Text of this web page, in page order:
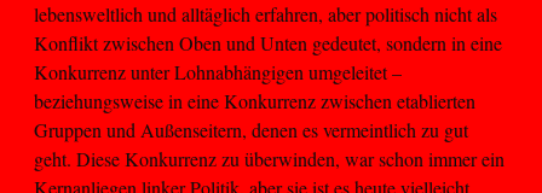
lebensweltlich und alltäglich erfahren, aber politisch nicht als
Konflikt zwischen Oben und Unten gedeutet, sondern in eine
Konkurrenz unter Lohnabhängigen umgeleitet –
beziehungsweise in eine Konkurrenz zwischen etablierten
Gruppen und Außenseitern, denen es vermeintlich zu gut
geht. Diese Konkurrenz zu überwinden, war schon immer ein
Kernanliegen linker Politik, aber sie ist es heute vielleicht